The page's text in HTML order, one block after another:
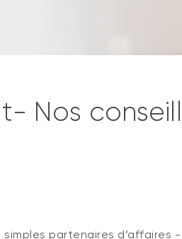
Nos
partenaires d’affaires